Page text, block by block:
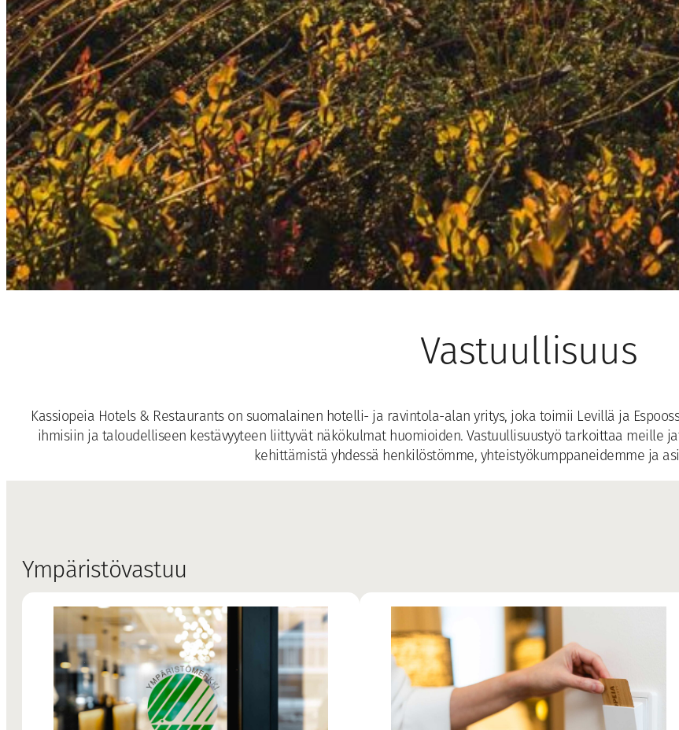
Vastuullisuus
Kassiopeia Hotels & Restaurants on suomalainen hotelli- ja ravintola-alan yritys, joka toimii Levillä ja
ihmisiin ja taloudelliseen kestävyyteen liittyvät näkökulmat huomioiden. Vastuullisuustyö tarkoittaa meille
kehittämistä yhdessä henkilöstömme, yhteistyökumppaneidemme ja
Ympäristövastuu